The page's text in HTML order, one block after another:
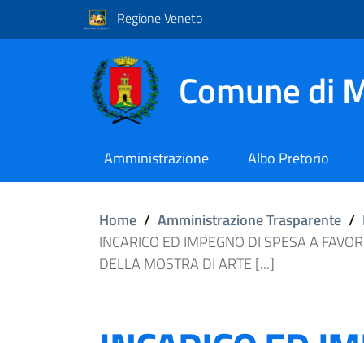
Regione Veneto
Comune di
Amministrazione Albo Pretorio
Home / Amministrazione Trasparente /
INCARICO ED IMPEGNO DI SPESA A
DELLA MOSTRA DI ARTE [...]